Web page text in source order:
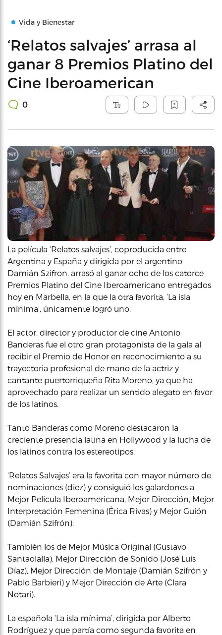
Vida y Bienestar
‘Relatos salvajes’ arrasa al
ganar 8 Premios Platino del
Cine Iberoamerican
0
La película ‘Relatos salvajes’, coproducida entre
Argentina y España y dirigida por el argentino
Damián Szifron, arrasó al ganar ocho de los catorce
Premios Platino del Cine Iberoamericano entregados
hoy en Marbella, en la que la otra favorita, ‘La isla
mínima’, únicamente logró uno.
El actor, director y productor de cine Antonio
Banderas fue el otro gran protagonista de la gala al
recibir el Premio de Honor en reconocimiento a su
trayectoria profesional de mano de la actriz y
cantante puertorriqueña Rita Moreno, ya que ha
aprovechado para realizar un sentido alegato en favor
de los latinos.
Tanto Banderas como Moreno destacaron la
creciente presencia latina en Hollywood y la lucha de
los latinos contra los estereotipos.
‘Relatos Salvajes’ era la favorita con mayor número de
nominaciones (diez) y consiguió los galardones a
Mejor Película Iberoamericana, Mejor Dirección, Mejor
Interpretación Femenina (Érica Rivas) y Mejor Guión
(Damián Szifrón).
También los de Mejor Música Original (Gustavo
Santaolalla), Mejor Dirección de Sonido (José Luis
Díaz), Mejor Dirección de Montaje (Damián Szifrón y
Pablo Barbieri) y Mejor Dirección de Arte (Clara
Notari).
La española ‘La isla mínima’, dirigida por Alberto
Rodríguez y que partía como segunda favorita en